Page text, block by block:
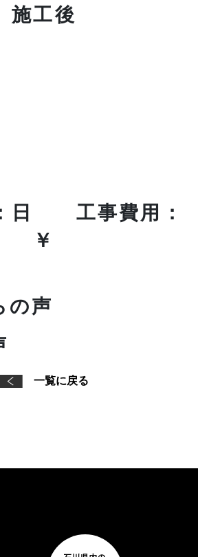
施工後
日 工事費用：
￥
の声
一覧に戻る